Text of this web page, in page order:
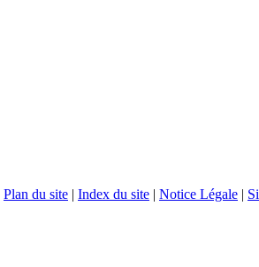
Plan du site | Index du site | Notice Légale |